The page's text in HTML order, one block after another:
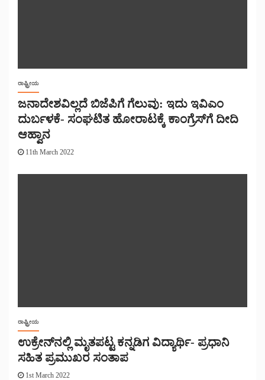
ರಾಷ್ಟ್ರೀಯ
ಜನಾದೇಶವಿಲ್ಲದೆ ಬಿಜೆಪಿಗೆ ಗೆಲುವು: ಇದು ಇವಿಎಂ
ದುರ್ಬಳಕೆ- ಸಂಘಟಿತ ಹೋರಾಟಕ್ಕೆ ಕಾಂಗ್ರೆಸ್‌ಗೆ ದೀದಿ
ಆಹ್ವಾನ
11th March 2022
ರಾಷ್ಟ್ರೀಯ
ಉಕ್ರೇನ್‌ನಲ್ಲಿ ಮೃತಪಟ್ಟ ಕನ್ನಡಿಗ ವಿದ್ಯಾರ್ಥಿ- ಪ್ರಧಾನಿ
ಸಹಿತ ಪ್ರಮುಖರ ಸಂತಾಪ
1st March 2022